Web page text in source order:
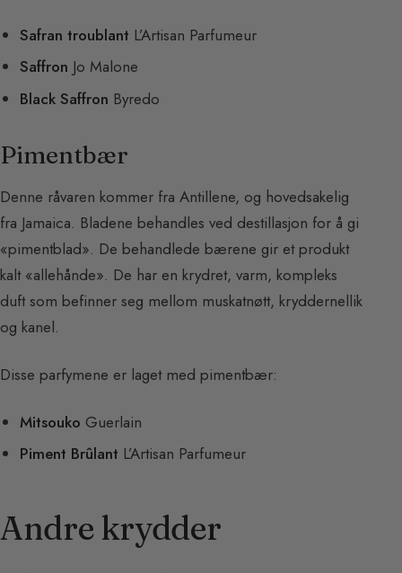
Safran troublant L’Artisan Parfumeur
Saffron Jo Malone
Black Saffron Byredo
Pimentbær
Denne råvaren kommer fra Antillene, og hovedsakelig
fra Jamaica. Bladene behandles ved destillasjon for å gi
«pimentblad». De behandlede bærene gir et produkt
kalt «allehånde». De har en krydret, varm, kompleks
duft som befinner seg mellom muskatnøtt, kryddernellik
og kanel.
Disse parfymene er laget med pimentbær:
Mitsouko Guerlain
Piment Brûlant L’Artisan Parfumeur
Andre krydder